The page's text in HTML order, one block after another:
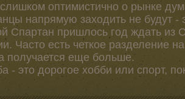
оптимистично о рынке
напрямую заходить не будут -
Спартан пришлось год ждать из
Часто есть четкое разделение
получается еще больше.
- это дорогое хобби или спорт,